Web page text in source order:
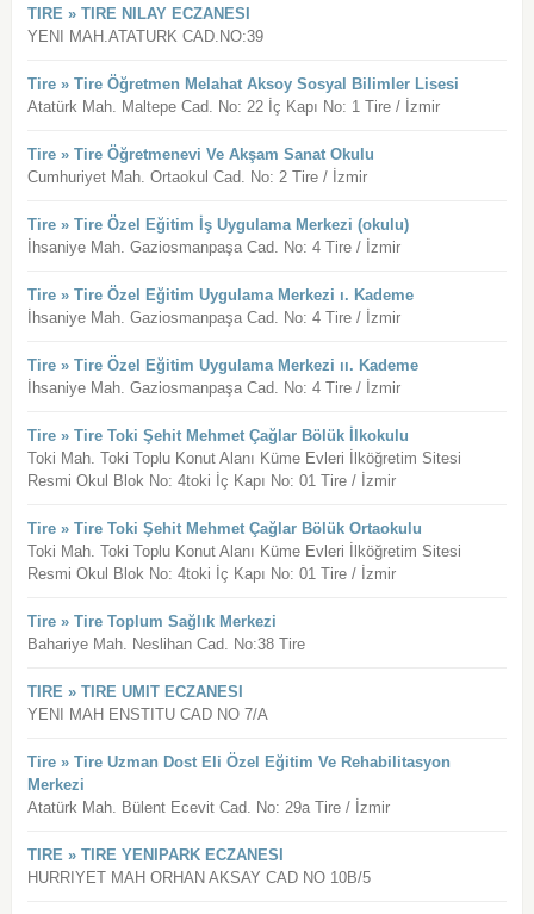
TIRE » TIRE NILAY ECZANESI
YENI MAH.ATATURK CAD.NO:39
Tire » Tire Öğretmen Melahat Aksoy Sosyal Bilimler Lisesi
Atatürk Mah. Maltepe Cad. No: 22 İç Kapı No: 1 Tire / İzmir
Tire » Tire Öğretmenevi Ve Akşam Sanat Okulu
Cumhuriyet Mah. Ortaokul Cad. No: 2 Tire / İzmir
Tire » Tire Özel Eğitim İş Uygulama Merkezi (okulu)
İhsaniye Mah. Gaziosmanpaşa Cad. No: 4 Tire / İzmir
Tire » Tire Özel Eğitim Uygulama Merkezi ı. Kademe
İhsaniye Mah. Gaziosmanpaşa Cad. No: 4 Tire / İzmir
Tire » Tire Özel Eğitim Uygulama Merkezi ıı. Kademe
İhsaniye Mah. Gaziosmanpaşa Cad. No: 4 Tire / İzmir
Tire » Tire Toki Şehit Mehmet Çağlar Bölük İlkokulu
Toki Mah. Toki Toplu Konut Alanı Küme Evleri İlköğretim Sitesi
Resmi Okul Blok No: 4toki İç Kapı No: 01 Tire / İzmir
Tire » Tire Toki Şehit Mehmet Çağlar Bölük Ortaokulu
Toki Mah. Toki Toplu Konut Alanı Küme Evleri İlköğretim Sitesi
Resmi Okul Blok No: 4toki İç Kapı No: 01 Tire / İzmir
Tire » Tire Toplum Sağlık Merkezi
Bahariye Mah. Neslihan Cad. No:38 Tire
TIRE » TIRE UMIT ECZANESI
YENI MAH ENSTITU CAD NO 7/A
Tire » Tire Uzman Dost Eli Özel Eğitim Ve Rehabilitasyon
Merkezi
Atatürk Mah. Bülent Ecevit Cad. No: 29a Tire / İzmir
TIRE » TIRE YENIPARK ECZANESI
HURRIYET MAH ORHAN AKSAY CAD NO 10B/5